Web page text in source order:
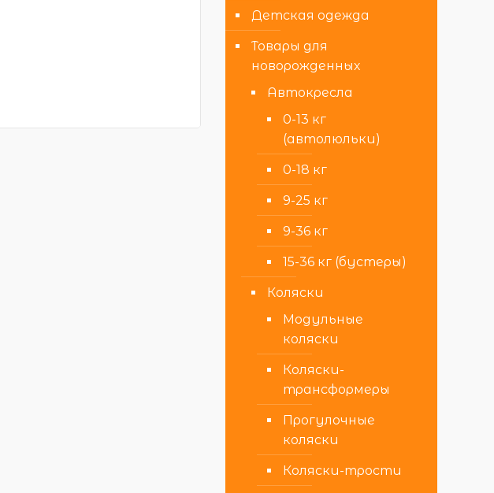
Детская одежда
Товары для
новорожденных
Автокресла
0-13 кг
(автолюльки)
0-18 кг
9-25 кг
9-36 кг
15-36 кг (бустеры)
Коляски
Модульные
коляски
Коляски-
трансформеры
Прогулочные
коляски
Коляски-трости